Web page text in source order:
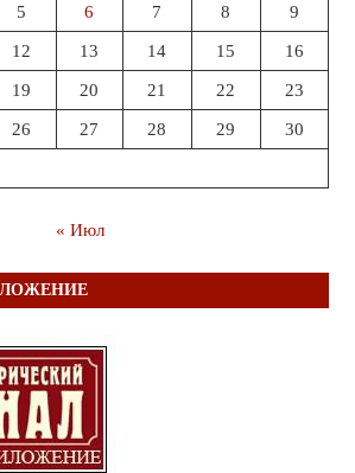
5 6 7 8 9
12 13 14 15 16
19 20 21 22 23
26 27 28 29 30
« Июл